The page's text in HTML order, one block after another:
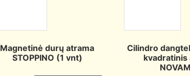
Magnetinė durų atrama
STOPPINO (1 vnt)
Cilindro
kvadratinis